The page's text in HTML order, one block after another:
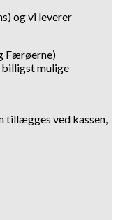
og vi leverer
Færøerne)
billigst mulige
tillægges ved kassen,